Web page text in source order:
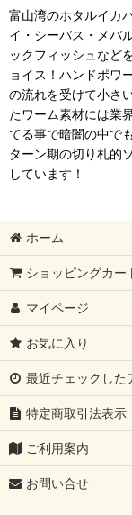
富山湾のホタルイカ
イ・シーバス・メバ
ックフィッシュなど
ョイス！ハンドポワ
の流れを受けて小さ
たワーム素材には業
てる事で暗闇の中で
ターン期の切り札的
しています！
ホーム
ショッピングカー
マイページ
お気に入り
最近チェックした
特定商取引法表示
ご利用案内
お問い合せ